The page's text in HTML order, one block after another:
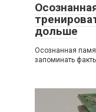
дольше
Осознанная
запоминать